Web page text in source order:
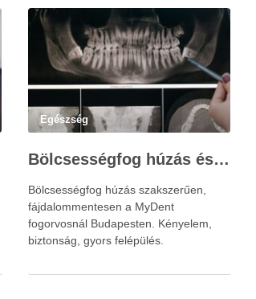
Egészség
Bölcsességfog húzás és MyDentnél
Bölcsességfog húzás szakszerűen,
fájdalommentesen a MyDent
fogorvosnál Budapesten. Kényelem,
biztonság, gyors felépülés.